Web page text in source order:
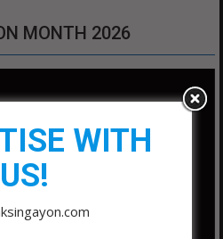
MONTH 2026
WITH
US!